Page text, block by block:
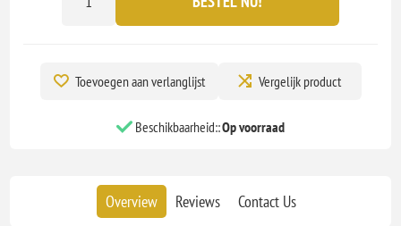
Toevoegen aan verlanglijst Vergelijk product
Beschikbaarheid::Op voorraad
Overview Reviews Contact Us